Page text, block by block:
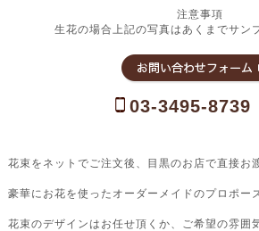
注意事項
生花の場合上記の写真はあくまでサン
03-3495-8739
花束をネットでご注文後、目黒のお店で直接お
豪華にお花を使ったオーダーメイドのプロポー
花束のデザインはお任せ頂くか、ご希望の雰囲